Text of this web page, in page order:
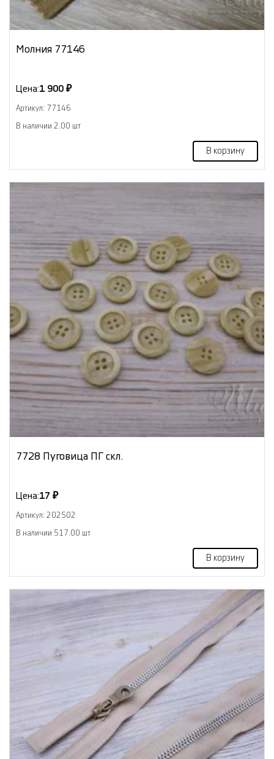
Молния 77146
Цена:1 900 ₽
Артикул: 77146
В наличии 2.00 шт
В корзину
7728 Пуговица ПГ скл.
Цена:17 ₽
Артикул: 202502
В наличии 517.00 шт
В корзину